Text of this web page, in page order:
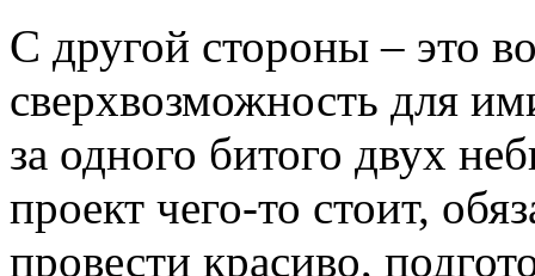
С другой стороны – это
сверхвозможность для
за одного битого двух
проект чего-то стоит,
провести красиво,